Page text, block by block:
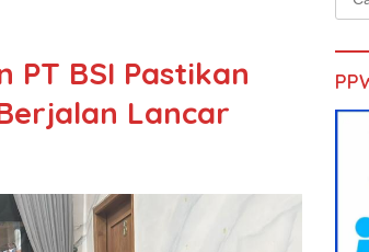
PT BSI Pastikan
Lancar